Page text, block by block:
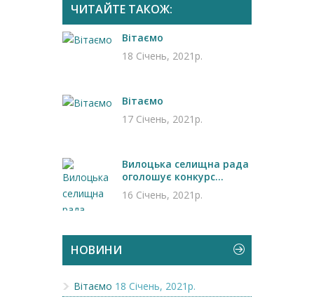
ЧИТАЙТЕ ТАКОЖ:
Вітаємо
18 Січень, 2021р.
Вітаємо
17 Січень, 2021р.
Вилоцька селищна рада
оголошує конкурс...
16 Січень, 2021р.
НОВИНИ
Вітаємо 18 Січень, 2021р.